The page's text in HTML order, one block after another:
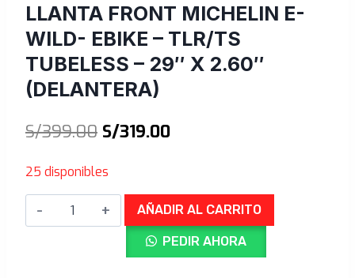
LLANTA FRONT MICHELIN E-
WILD- EBIKE – TLR/TS
TUBELESS – 29″ X 2.60″
(DELANTERA)
S/399.00 El
era:
S/399.00.
S/319.00El
es:
S/319.00.
25 disponibles
Llanta
Front
AÑADIR AL CARRITO
PEDIR AHORA